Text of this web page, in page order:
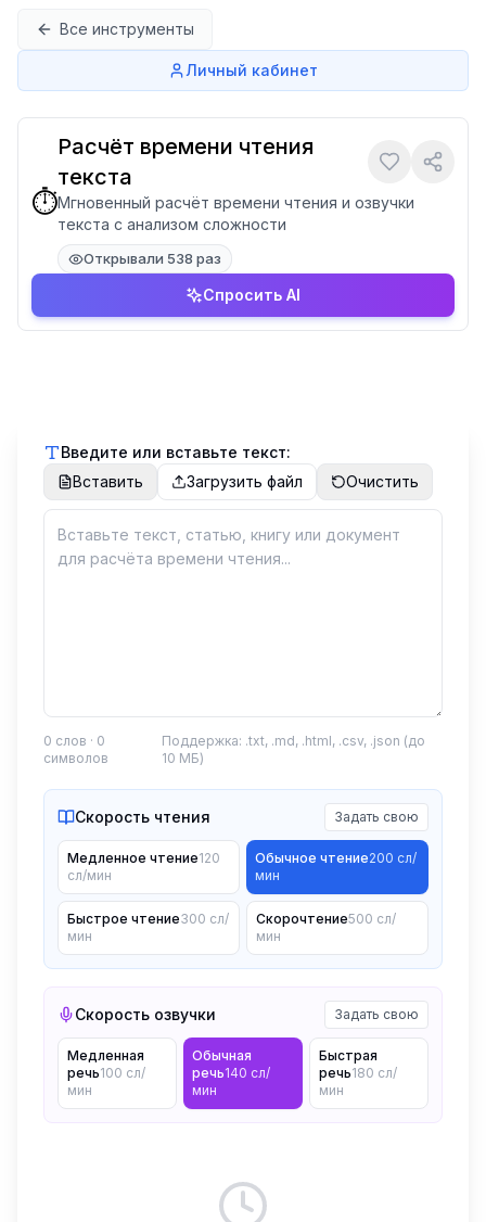
Все инструменты
Личный кабинет
⏱️
Расчёт времени чтения
текста
Мгновенный расчёт времени чтения и озвучки
текста с анализом сложности
Открывали 538 раз
Спросить AI
Введите или вставьте текст:
Вставить
Загрузить файл Очистить
0 слов · 0
символов
Поддержка: .txt, .md, .html, .csv, .json (до
10 МБ)
Скорость чтения Задать свою
Медленное чтение120
сл/мин
Обычное чтение200 сл/
мин
Быстрое чтение300 сл/
мин
Скорочтение500 сл/
мин
Скорость озвучки Задать свою
Медленная
речь100 сл/
мин
Обычная
речь140 сл/
мин
Быстрая
речь180 сл/
мин